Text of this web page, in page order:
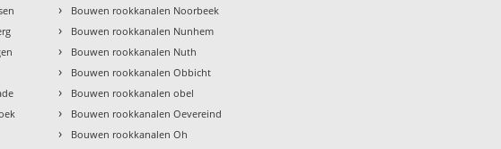
› Bouwen rookkanalen Noorbeek
› Bouwen rookkanalen Nunhem
› Bouwen rookkanalen Nuth
› Bouwen rookkanalen Obbicht
› Bouwen rookkanalen obel
› Bouwen rookkanalen Oevereind
› Bouwen rookkanalen Oh